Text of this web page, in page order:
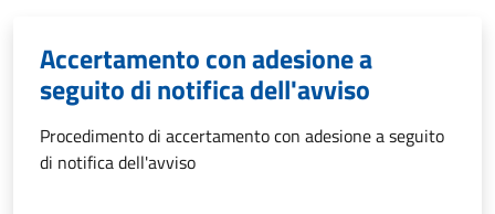
Accertamento con adesione a
seguito di notifica dell'avviso
Procedimento di accertamento con adesione a seguito
di notifica dell'avviso